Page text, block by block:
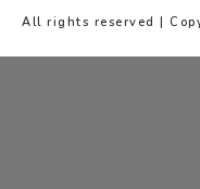
All rights reserved |